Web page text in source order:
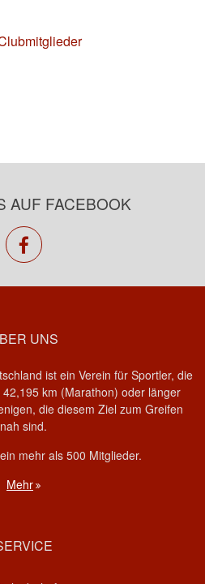
AUF FACEBOOK
facebook
UNS
ist ein Verein für Sportler, die
km (Marathon) oder länger
die diesem Ziel zum Greifen
nah sind.
mehr als 500 Mitglieder.
Mehr